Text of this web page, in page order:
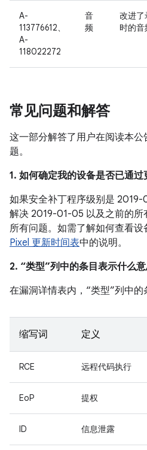
A-
113776612、
A-
118022272
音
频
改进了
时的
常见问题和解答
这一部分解答了用户在阅读本
题。
1. 如何确定我的设备是否已通过
如果安全补丁程序级别是
解决 2019-01-05 以及之前的所
所有问题。如需了解如何查看
Pixel 更新时间表中的说明。
2. “类型”列中的条目表示什么意
在漏洞详情表内，“类型”列中的
缩写词 定义
RCE 远程代码执行
EoP 提权
ID 信息泄露